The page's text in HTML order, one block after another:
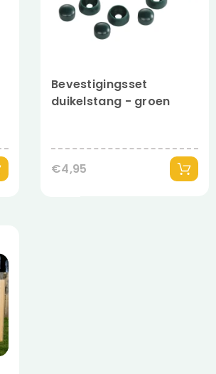
Bevestigingsset
duikelstang - groen
€4,95